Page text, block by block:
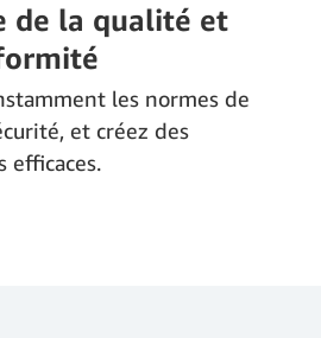
de la qualité et
les normes de
et créez des
efficaces.